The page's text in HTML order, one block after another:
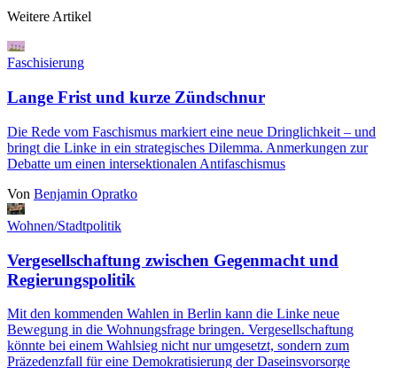
Weitere Artikel
Faschisierung
Lange Frist und kurze Zündschnur
Die Rede vom Faschismus markiert eine neue Dringlichkeit – und
bringt die Linke in ein strategisches Dilemma. Anmerkungen zur
Debatte um einen intersektionalen Antifaschismus
Von Benjamin Opratko
Wohnen/Stadtpolitik
Vergesellschaftung zwischen Gegenmacht und
Regierungspolitik
Mit den kommenden Wahlen in Berlin kann die Linke neue
Bewegung in die Wohnungsfrage bringen. Vergesellschaftung
könnte bei einem Wahlsieg nicht nur umgesetzt, sondern zum
Präzedenzfall für eine Demokratisierung der Daseinsvorsorge